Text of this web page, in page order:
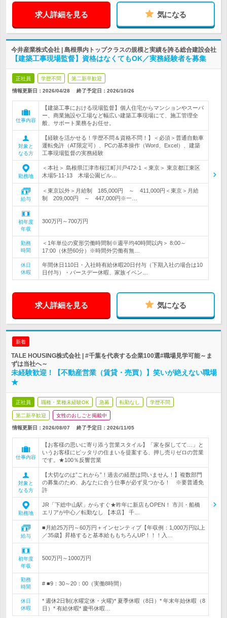
求人詳細を見る 気になる
今井産業株式会社 | 島根県内トップクラスの規模と実績を誇る総合建設会社
【建築工事現場監督】資格はなくてもOK／実務経験者を募集
正社員 学歴不問 第二新卒歓迎
情報更新日：2026/04/28 終了予定日： 2026/10/26
仕事内容
【建築工事における現場監督】個人住宅からマンションやスーパ
ー、商業施設や工場など幅広い建築工事現場にて、施工管理全
般、サポート業務をお任せ。
対象と
なる方
【経験を活かせる！学歴不問＆資格不問！】＜必須＞普通自動車
運転免許（AT限定可）、PCの基本操作（Word、Excel）、建築
工事現場監督の実務経験
勤務地
＜本社＞ 島根県江津市桜江町川戸472-1 ＜東京＞ 東京都江東区
木場5-11-13 木場公園ビル…
給与
＜東京以外＞月給制 185,000円 ～ 411,000円＜東京＞月給
制 209,000円 ～ 447,000円※一…
初年度
年収
300万円～700万円
勤務
時間
＜1年単位の変形労働時間制※週平均40時間以内＞ 8:00～
17:00（休憩60分）※時間外労働有無…
休日
休暇
年間休日110日・入社時有給休暇20日付与（下期入社の場合は10
日付与）・バースデー休暇、家族イベン…
求人詳細を見る 気になる
新着
TALE HOUSING株式会社 | #千葉を代表する企業100選#職場見学可能～ま
ずは当社へ～
未経験歓迎！【不動産営業（賃貸・売買）】笑いが絶えない職場
★
正社員 職種・業種未経験OK 急募 転勤なし 学歴不問
第二新卒歓迎 女性のおしごと掲載中
情報更新日：2026/08/07 終了予定日： 2026/11/05
仕事内容
【お客様の思いに寄り添う営業スタイル】「家を探してて…」と
いうお客様にピッタリの住まいを提案する、押し売りゼロの営業
です。★100％反響営業
対象と
なる方
【大切なのは”これから”！過去の経歴は問いません！】複数部門
の募集のため、あなたに合う仕事が必ず見つかる！ ※要普通免
許
勤務地
JR「下総中山駅」からすぐ★昨年に新店もOPEN！ 市川・船橋
エリアが中心／転勤なし 【本店】 千…
給与
■月給25万円～60万円＋インセンティブ【年収例：1,000万円以上
／35歳】昇格すると基本給ももちろんUP！！！入…
初年度
年収
500万円～1000万円
勤務
時間
# ■9：30～20：00（実働8時間）
休日
休暇
* 週休2日制(水曜定休・火曜)* 夏季休暇（8日）* 年末年始休暇（8
日）* 有給休暇* 慶弔休暇…